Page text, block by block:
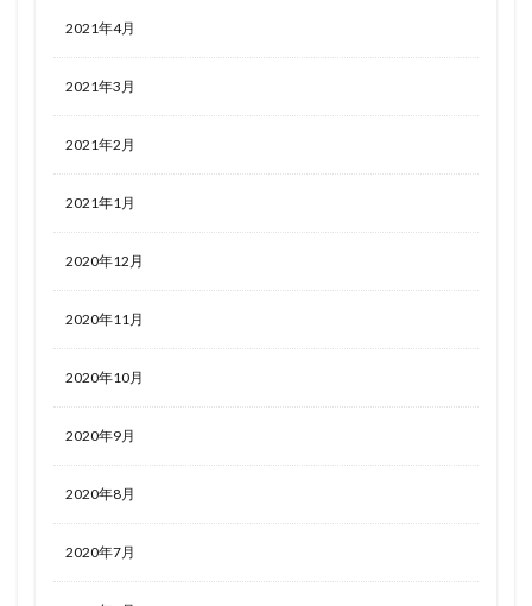
2021年4月
2021年3月
2021年2月
2021年1月
2020年12月
2020年11月
2020年10月
2020年9月
2020年8月
2020年7月